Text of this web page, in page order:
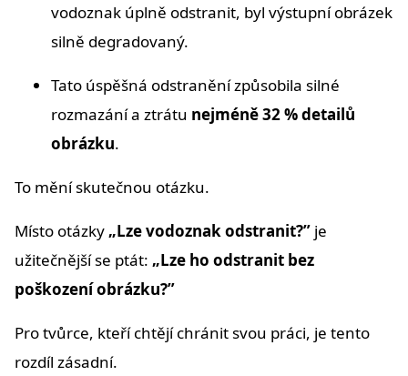
vodoznak úplně odstranit, byl výstupní obrázek
silně degradovaný.
Tato úspěšná odstranění způsobila silné
rozmazání a ztrátu nejméně 32 % detailů
obrázku.
To mění skutečnou otázku.
Místo otázky„Lze vodoznak odstranit?” je
užitečnější se ptát: „Lze ho odstranit bez
poškození obrázku?”
Pro tvůrce, kteří chtějí chránit svou práci, je tento
rozdíl zásadní.